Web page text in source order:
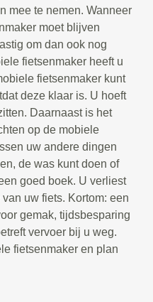
mee te nemen. Wanneer
moet blijven
om dan ook nog
fietsenmaker heeft u
fietsenmaker kunt
deze klaar is. U hoeft
Daarnaast is het
op de mobiele
uw andere dingen
de was kunt doen of
goed boek. U verliest
uw fiets. Kortom: een
gemak, tijdsbesparing
vervoer bij u weg.
fietsenmaker en plan